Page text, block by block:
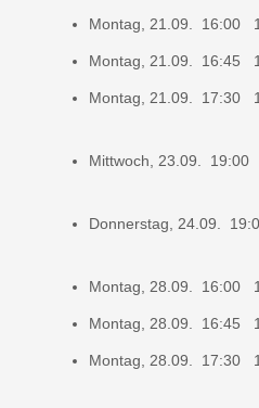
Montag, 21.09. 16:00
Montag, 21.09. 16:45
Montag, 21.09. 17:30
Mittwoch, 23.09.
Donnerstag, 24.09.
Montag, 28.09. 16:00
Montag, 28.09. 16:45
Montag, 28.09. 17:30